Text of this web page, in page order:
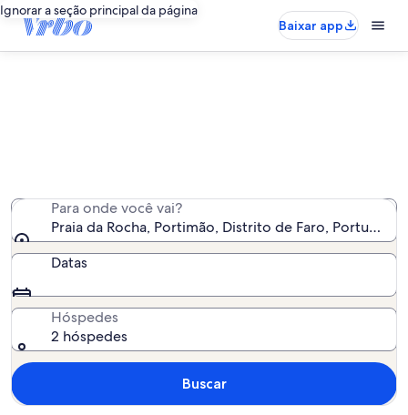
Ignorar a seção principal da página
Baixar app
Para onde você vai?
Praia da Rocha, Portimão, Distrito de Faro, Portugal
Datas
Hóspedes
2 hóspedes
Buscar